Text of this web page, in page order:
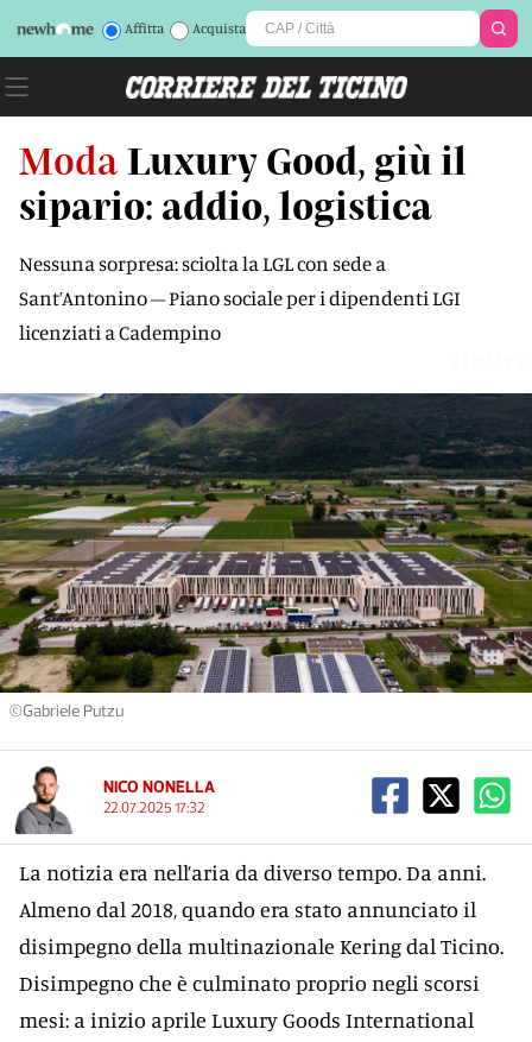
Affitta Acquista
Moda Luxury Good, giù il
sipario: addio, logistica
Nessuna sorpresa: sciolta la LGL con sede a
Sant’Antonino – Piano sociale per i dipendenti LGI
licenziati a Cadempino
©Gabriele Putzu
NICO NONELLA
22.07.2025 17:32
La notizia era nell’aria da diverso tempo. Da anni.
Almeno dal 2018, quando era stato annunciato il
disimpegno della multinazionale Kering dal Ticino.
Disimpegno che è culminato proprio negli scorsi
mesi: a inizio aprile Luxury Goods International